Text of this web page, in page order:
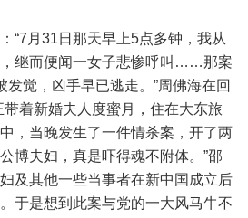
月31日那天早上5点多钟，我从
继而便闻一女子悲惨呼叫……那案
觉，凶手早已逃走。”周佛海在回
带着新婚夫人度蜜月，住在大东旅
，当晚发生了一件情杀案，开了两
博夫妇，真是吓得魂不附体。”邵
及其他一些当事者在新中国成立后
于是想到此案与党的一大风马牛不